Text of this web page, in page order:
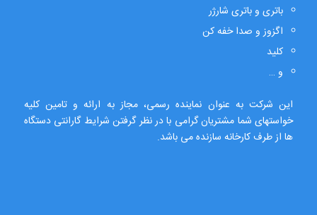
باتری و باتری شارژر
اگزوز و صدا خفه کن
کلید
و …
این شرکت به عنوان نماینده رسمی، مجاز به ارائه و تامین کلیه
خواستهای شما مشتریان گرامی با در نظر گرفتن شرایط گارانتی دستگاه
ها از طرف کارخانه سازنده می باشد.